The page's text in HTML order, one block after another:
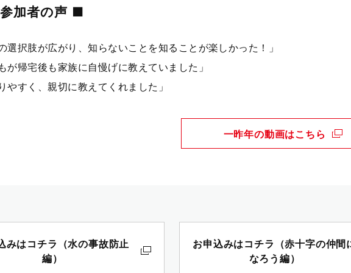
加者の声 ■
選択肢が広がり、知らないことを知ることが楽しかった！」
が帰宅後も家族に自慢げに教えていました」
やすく、親切に教えてくれました」
一昨年の動画はこちら
みはコチラ（水の事故防止
編）
お申込みはコチラ（赤十字の仲間
なろう編）